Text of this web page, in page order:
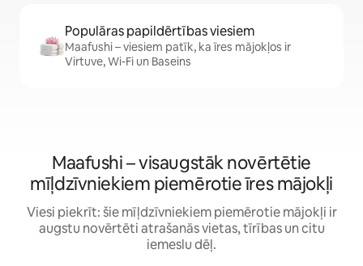
Populāras papildērtības viesiem
Maafushi – viesiem patīk, ka īres mājokļos ir
Virtuve, Wi-Fi un Baseins
Maafushi – visaugstāk novērtētie
mīļdzīvniekiem piemērotie īres mājokļi
Viesi piekrīt: šie mīļdzīvniekiem piemērotie mājokļi ir
augstu novērtēti atrašanās vietas, tīrības un citu
iemeslu dēļ.